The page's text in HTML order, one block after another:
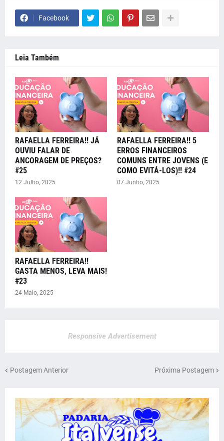
Facebook
Leia Também
RAFAELLA FERREIRA!! JÁ
OUVIU FALAR DE
ANCORAGEM DE PREÇOS?
#25
12 Julho, 2025
RAFAELLA FERREIRA!! 5
ERROS FINANCEIROS
COMUNS ENTRE JOVENS (E
COMO EVITÁ-LOS)!! #24
07 Junho, 2025
RAFAELLA FERREIRA!!
GASTA MENOS, LEVA MAIS!
#23
24 Maio, 2025
Responsive Advertisement
Postagem Anterior Próxima Postagem